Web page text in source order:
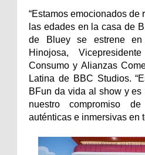
“Estamos emocionados de
las edades en la casa de
de Bluey se estrene en
Hinojosa,
Consumo y Alianzas
Latina de BBC Studios.
BFun da vida al show y
nuestro compromiso
auténticas e inmersivas en